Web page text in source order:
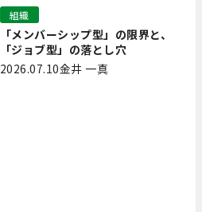
「メンバーシップ型」の限界と、
「ジョブ型」の落とし穴
組織
2026.07.10金井 一真